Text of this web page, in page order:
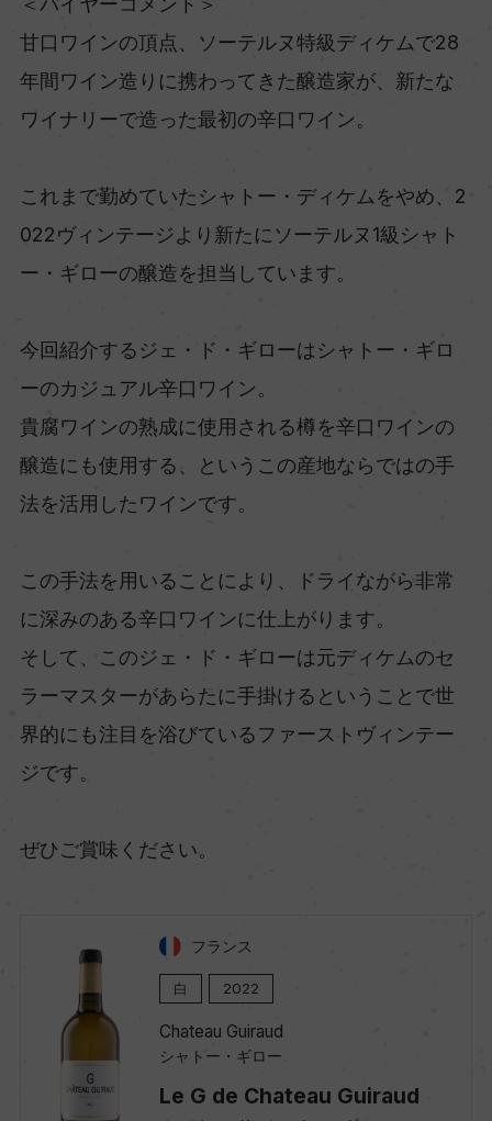
甘口ワインの頂点、ソーテルヌ特級ディケムで28
年間ワイン造りに携わってきた醸造家が、新たな
ワイナリーで造った最初の辛口ワイン。
これまで勤めていたシャトー・ディケムをやめ、2
022ヴィンテージより新たにソーテルヌ1級シャト
ー・ギローの醸造を担当しています。
今回紹介するジェ・ド・ギローはシャトー・ギロ
ーのカジュアル辛口ワイン。
貴腐ワインの熟成に使用される樽を辛口ワインの
醸造にも使用する、というこの産地ならではの手
法を活用したワインです。
この手法を用いることにより、ドライながら非常
に深みのある辛口ワインに仕上がります。
そして、このジェ・ド・ギローは元ディケムのセ
ラーマスターがあらたに手掛けるということで世
界的にも注目を浴びているファーストヴィンテー
ジです。
ぜひご賞味ください。
フランス
白 2022
Chateau Guiraud
シャトー・ギロー
Le G de Chateau Guiraud